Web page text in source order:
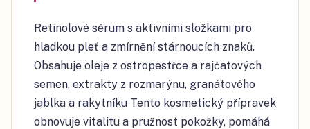
Retinolové sérum s aktivními složkami pro
hladkou pleť a zmírnění stárnoucích znaků.
Obsahuje oleje z ostropestřce a rajčatových
semen, extrakty z rozmarýnu, granátového
jablka a rakytníku Tento kosmetický přípravek
obnovuje vitalitu a pružnost pokožky, pomáhá